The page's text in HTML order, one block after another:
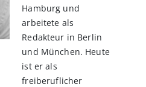
Hamburg und
arbeitete als
Redakteur in Berlin
und München. Heute
ist er als
freiberuflicher